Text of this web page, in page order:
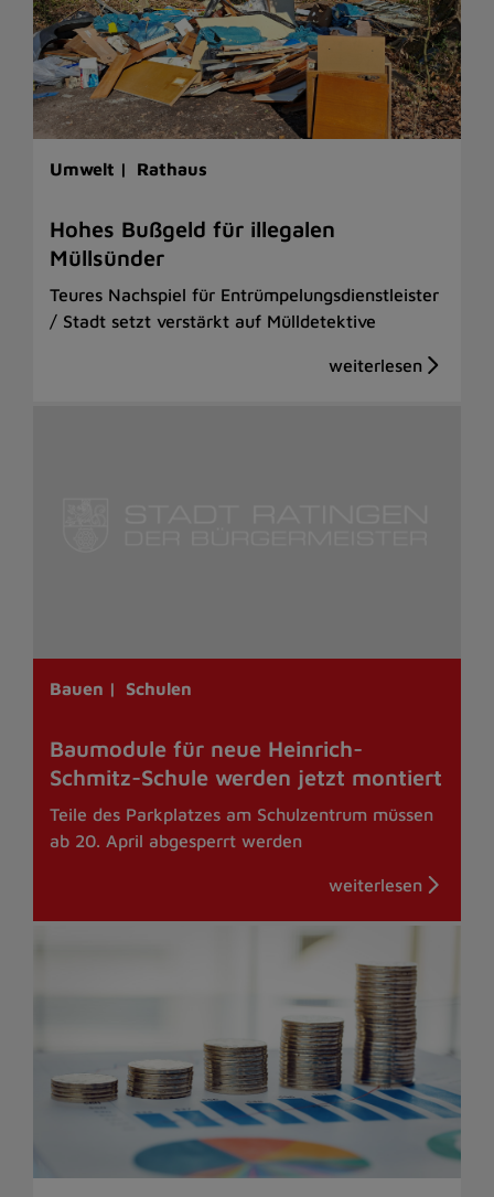
Umwelt | Rathaus
Hohes Bußgeld für illegalen
Müllsünder
Teures Nachspiel für Entrümpelungsdienstleister
/ Stadt setzt verstärkt auf Mülldetektive
Bauen | Schulen
Baumodule für neue Heinrich-
Schmitz-Schule werden jetzt montiert
Teile des Parkplatzes am Schulzentrum müssen
ab 20. April abgesperrt werden